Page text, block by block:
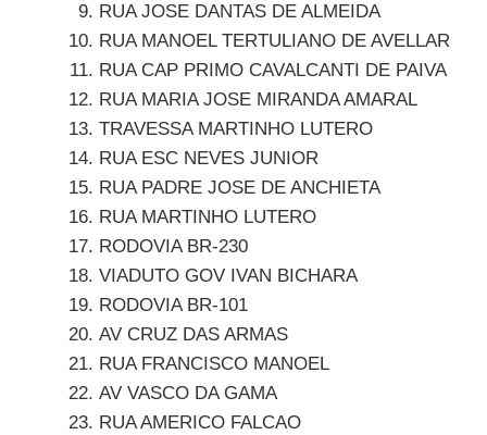
RUA JOSE DANTAS DE ALMEIDA
RUA MANOEL TERTULIANO DE AVELLAR
RUA CAP PRIMO CAVALCANTI DE PAIVA
RUA MARIA JOSE MIRANDA AMARAL
TRAVESSA MARTINHO LUTERO
RUA ESC NEVES JUNIOR
RUA PADRE JOSE DE ANCHIETA
RUA MARTINHO LUTERO
RODOVIA BR-230
VIADUTO GOV IVAN BICHARA
RODOVIA BR-101
AV CRUZ DAS ARMAS
RUA FRANCISCO MANOEL
AV VASCO DA GAMA
RUA AMERICO FALCAO